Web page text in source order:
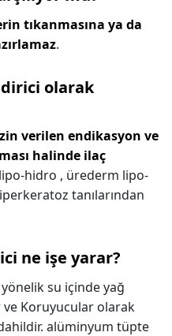
tıkanmasına ya da
.
olarak
verilen endikasyon ve
halinde ilaç
lipo-hidro , ürederm lipo-
tanılarından
ne işe yarar?
su içinde yağ
ve Koruyucular olarak
alüminyum tüpte